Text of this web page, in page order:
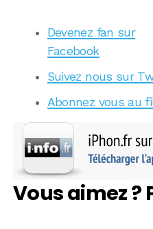
Devenez fan sur
Facebook
Suivez nous sur
Abonnez vous au
Vous aimez ?